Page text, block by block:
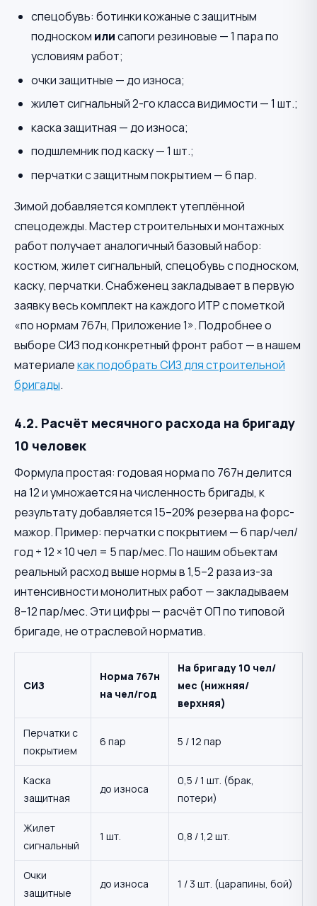
спецобувь: ботинки кожаные с защитным
подноском илисапоги резиновые — 1 пара по
условиям работ;
очки защитные — до износа;
жилет сигнальный 2-го класса видимости — 1 шт.;
каска защитная — до износа;
подшлемник под каску — 1 шт.;
перчатки с защитным покрытием — 6 пар.
Зимой добавляется комплект утеплённой
спецодежды. Мастер строительных и монтажных
работ получает аналогичный базовый набор:
костюм, жилет сигнальный, спецобувь с подноском,
каску, перчатки. Снабженец закладывает в первую
заявку весь комплект на каждого ИТР с пометкой
«по нормам 767н, Приложение 1». Подробнее о
выборе СИЗ под конкретный фронт работ — в нашем
материалекак подобрать СИЗ для строительной
бригады.
4.2. Расчёт месячного расхода на бригаду
10 человек
Формула простая: годовая норма по 767н делится
на 12 и умножается на численность бригады, к
результату добавляется 15–20% резерва на форс-
мажор. Пример: перчатки с покрытием — 6 пар/чел/
год ÷ 12 × 10 чел = 5 пар/мес. По нашим объектам
реальный расход выше нормы в 1,5–2 раза из-за
интенсивности монолитных работ — закладываем
8–12 пар/мес. Эти цифры — расчёт ОП по типовой
бригаде, не отраслевой норматив.
СИЗ
Норма 767н
на чел/год
На бригаду 10 чел/
мес (нижняя/
верхняя)
Перчатки с
покрытием
6 пар 5 / 12 пар
Каска
защитная
до износа
0,5 / 1 шт. (брак,
потери)
Жилет
сигнальный
1 шт. 0,8 / 1,2 шт.
Очки
защитные
до износа 1 / 3 шт. (царапины, бой)